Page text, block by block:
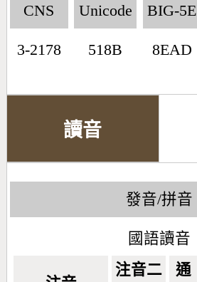
CNS
3-2178
Unicode
518B
BIG-5E
8EAD
讀音
發音/拼音
國語讀音
注音二 通